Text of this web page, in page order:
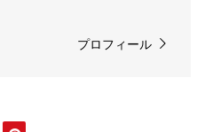
プロフィール